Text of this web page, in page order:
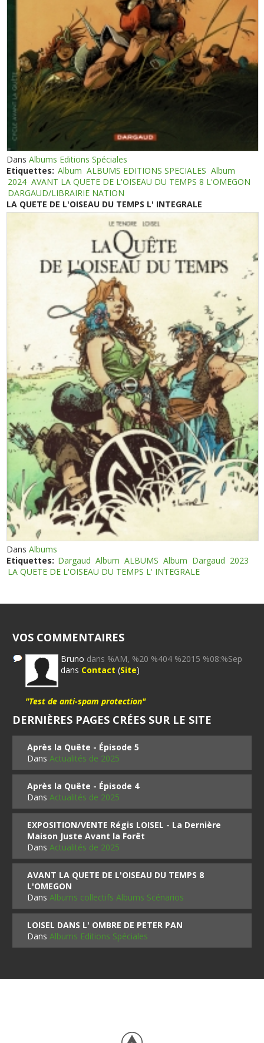
DansAlbums Editions Spéciales
Etiquettes: Album ALBUMS EDITIONS SPECIALES Album
2024 AVANT LA QUETE DE L'OISEAU DU TEMPS 8 L'OMEGON
DARGAUD/LIBRAIRIE NATION
LA QUETE DE L'OISEAU DU TEMPS L' INTEGRALE
DansAlbums
Etiquettes: Dargaud Album ALBUMS Album Dargaud 2023
LA QUETE DE L'OISEAU DU TEMPS L' INTEGRALE
VOS COMMENTAIRES
Bruno dans %AM, %20 %404 %2015 %08:%Sep
dans Contact (Site)
"Test de anti-spam protection"
DERNIÈRES PAGES CRÉES SUR LE SITE
Après la Quête - Épisode 5
DansActualités de 2025
Après la Quête - Épisode 4
DansActualités de 2025
EXPOSITION/VENTE Régis LOISEL - La Dernière
Maison Juste Avant la Forêt
DansActualités de 2025
AVANT LA QUETE DE L'OISEAU DU TEMPS 8
L'OMEGON
DansAlbums collectifs Albums Scénarios
LOISEL DANS L' OMBRE DE PETER PAN
DansAlbums Editions Spéciales